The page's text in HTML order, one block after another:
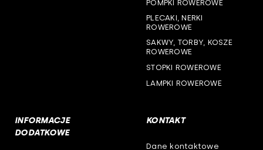
POMPKI ROWEROWE
PLECAKI, NERKI
ROWEROWE
SAKWY, TORBY, KOSZE
ROWEROWE
STOPKI ROWEROWE
LAMPKI ROWEROWE
INFORMACJE
DODATKOWE
KONTAKT
Dane kontaktowe